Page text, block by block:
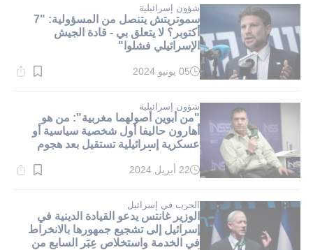
دقيقة.
شؤون إسرائيلية
سموتريتش يتنصل من المسؤولية: "7
أكتوبر؟ لا يتعلق بي - قادة الجيش
الإسرائيلي فشلوا"
وقت
دقيقة.
05 يونيو 2024
شؤون إسرائيلية
"من أبوين أصولهما مغربية": من هو
أهارون حاليفا أول شخصية سياسية أو
عسكرية إسرائيلية تستقيل بعد هجوم
وقت
دقيقة.
22 أبريل 2024
الحرب في إسرائيل
الوزير غانتس يدعو القيادة الدينية في
إسرائيل إلى تشجيع جمهورها بالانخراط
في الخدمة واستخلاص عِبَر السابع من